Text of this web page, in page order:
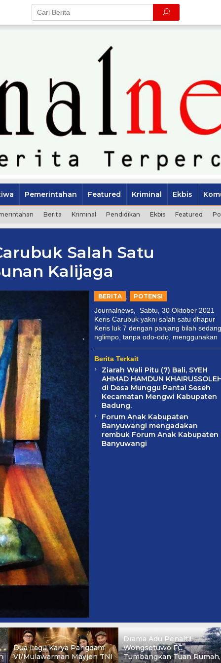
Pemerintahan Featured Kriminal Ekbis
Berita Kriminal Pendidikan Ekbis Featured
Salah Satu
Kalijaga
BERITA POTENSI
Journalnews, Sabtu, 30 Oktober 2021
Keris Carubuk yakni salah satu dhapur
Keris luk 7 dengan panjang bilah
nglimpo, tanpa odo-odo, menggunakan
Berita Terkait
Ziarah Wali Pitu (7) Bali, SYEH
AHMAD HAMDUN
di Desa Munggu Pantai Seseh
Kecamatan Mengwi Kabupaten
Badung.
Forum Anak Kabupaten
Banyuwangi mengadakan
rembuk Forum Anak Kabupaten
Banyuwangi
Dua Lagu Karya Pangdam
VI/Mulawarman Mayjen TNI
Drama Adu Penalti!
Wongsotuwo FC
Tumbangkan Tuan Rumah,